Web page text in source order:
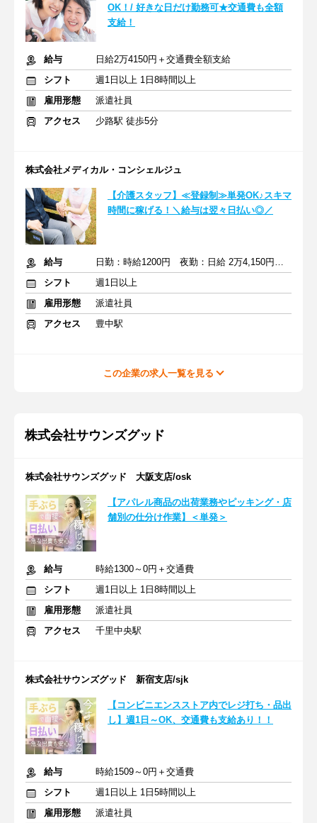
OK！/ 好きな日だけ勤務可★交通費も全額
支給！
給与
日給2万4150円＋交通費全額支給
シフト
週1日以上 1日8時間以上
雇用形態
派遣社員
アクセス
少路駅 徒歩5分
株式会社メディカル・コンシェルジュ
【介護スタッフ】≪登録制≫単発OK♪スキマ
時間に稼げる！＼給与は翌々日払い◎／
給与
日勤：時給1200円 夜勤：日給 2万4,150円 ※交通費全額支給
シフト
週1日以上
雇用形態
派遣社員
アクセス
豊中駅
この企業の求人一覧を見る
株式会社サウンズグッド
株式会社サウンズグッド 大阪支店/osk
【アパレル商品の出荷業務やピッキング・店
舗別の仕分け作業】＜単発＞
給与
時給1300～0円＋交通費
シフト
週1日以上 1日8時間以上
雇用形態
派遣社員
アクセス
千里中央駅
株式会社サウンズグッド 新宿支店/sjk
【コンビニエンスストア内でレジ打ち・品出
し】週1日～OK、交通費も支給あり！！
給与
時給1509～0円＋交通費
シフト
週1日以上 1日5時間以上
雇用形態
派遣社員